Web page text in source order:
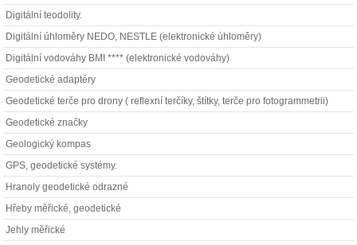
Digitální teodolity.
Digitální úhloměry NEDO, NESTLE (elektronické úhloměry)
Digitální vodováhy BMI **** (elektronické vodováhy)
Geodetické adaptéry
Geodetické terče pro drony ( reflexní terčíky, štítky, terče pro fotogrammetrii)
Geodetické značky
Geologický kompas
GPS, geodetické systémy.
Hranoly geodetické odrazné
Hřeby měřické, geodetické
Jehly měřické